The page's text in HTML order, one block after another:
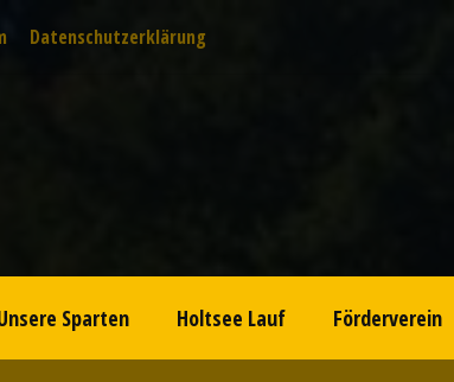
Datenschutzerklärung
Sparten Holtsee Lauf Förderverein